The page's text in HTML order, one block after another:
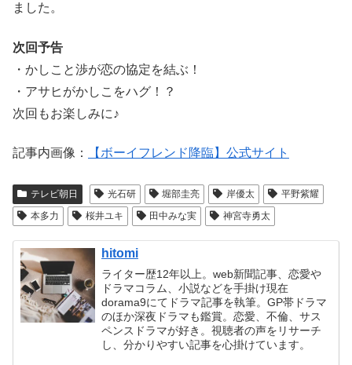
ました。
次回予告
・かしこと渉が恋の協定を結ぶ！
・アサヒがかしこをハグ！？
次回もお楽しみに♪
記事内画像： 【ボーイフレンド降臨】公式サイト
テレビ朝日 光石研 堀部圭亮 岸優太
平野紫耀
本多力
桜井ユキ 田中みな実 神宮寺勇太
hitomi
ライター歴12年以上。web新聞記事、恋愛や
ドラマコラム、小説などを手掛け現在
dorama9にてドラマ記事を執筆。GP帯ドラマ
のほか深夜ドラマも鑑賞。恋愛、不倫、サス
ペンスドラマが好き。視聴者の声をリサーチ
し、分かりやすい記事を心掛けています。